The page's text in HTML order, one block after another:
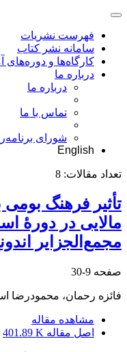
فهرست نشریات
سامانه نشر کتاب
کارگاه‌ها و
درباره ما
درباره ما
تماس با ما
شورای
English
تعداد مقالات: 8
تأثیر فرهنگ
مالایی در دورۀ
مجمع‌الجزایر
صفحه 9-30
فائزه رحمان، محمودرضا
مشاهده مقاله
اصل مقاله 401.89 K